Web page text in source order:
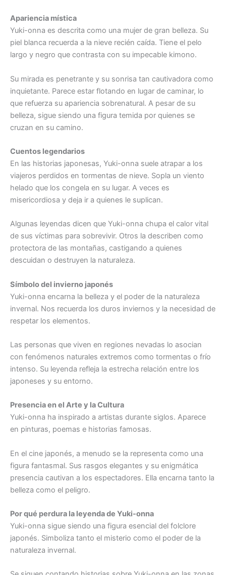
Apariencia mística
Yuki-onna es descrita como una mujer de gran belleza. Su
piel blanca recuerda a la nieve recién caída. Tiene el pelo
largo y negro que contrasta con su impecable kimono.
Su mirada es penetrante y su sonrisa tan cautivadora como
inquietante. Parece estar flotando en lugar de caminar, lo
que refuerza su apariencia sobrenatural. A pesar de su
belleza, sigue siendo una figura temida por quienes se
cruzan en su camino.
Cuentos legendarios
En las historias japonesas, Yuki-onna suele atrapar a los
viajeros perdidos en tormentas de nieve. Sopla un viento
helado que los congela en su lugar. A veces es
misericordiosa y deja ir a quienes le suplican.
Algunas leyendas dicen que Yuki-onna chupa el calor vital
de sus víctimas para sobrevivir. Otros la describen como
protectora de las montañas, castigando a quienes
descuidan o destruyen la naturaleza.
Símbolo del invierno japonés
Yuki-onna encarna la belleza y el poder de la naturaleza
invernal. Nos recuerda los duros inviernos y la necesidad de
respetar los elementos.
Las personas que viven en regiones nevadas lo asocian
con fenómenos naturales extremos como tormentas o frío
intenso. Su leyenda refleja la estrecha relación entre los
japoneses y su entorno.
Presencia en el Arte y la Cultura
Yuki-onna ha inspirado a artistas durante siglos. Aparece
en pinturas, poemas e historias famosas.
En el cine japonés, a menudo se la representa como una
figura fantasmal. Sus rasgos elegantes y su enigmática
presencia cautivan a los espectadores. Ella encarna tanto la
belleza como el peligro.
Por qué perdura la leyenda de Yuki-onna
Yuki-onna sigue siendo una figura esencial del folclore
japonés. Simboliza tanto el misterio como el poder de la
naturaleza invernal.